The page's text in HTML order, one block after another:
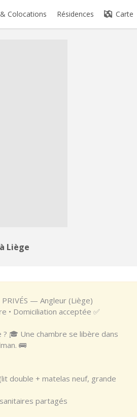
Colocations Résidences Carte
à Liège
— Angleur (Liège)
• Domiciliation acceptée ✅
🎓 Une chambre se libère dans
🚌
double + matelas neuf, grande
partagés